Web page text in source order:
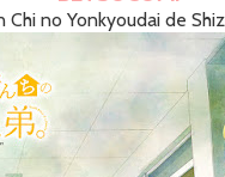
Chi no Yonkyoudai de